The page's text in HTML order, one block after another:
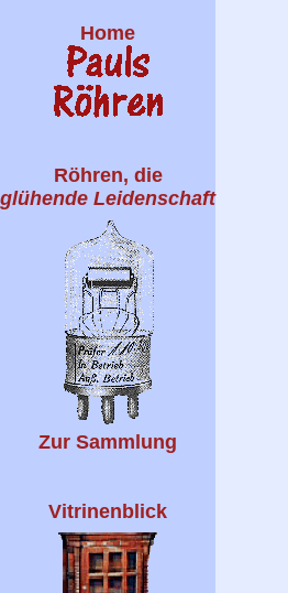
Home
Röhren, die
glühende Leidenschaft
Zur Sammlung
Vitrinenblick